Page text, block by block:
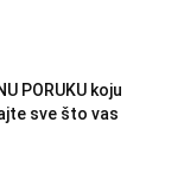
PORUKU koju
sve što vas